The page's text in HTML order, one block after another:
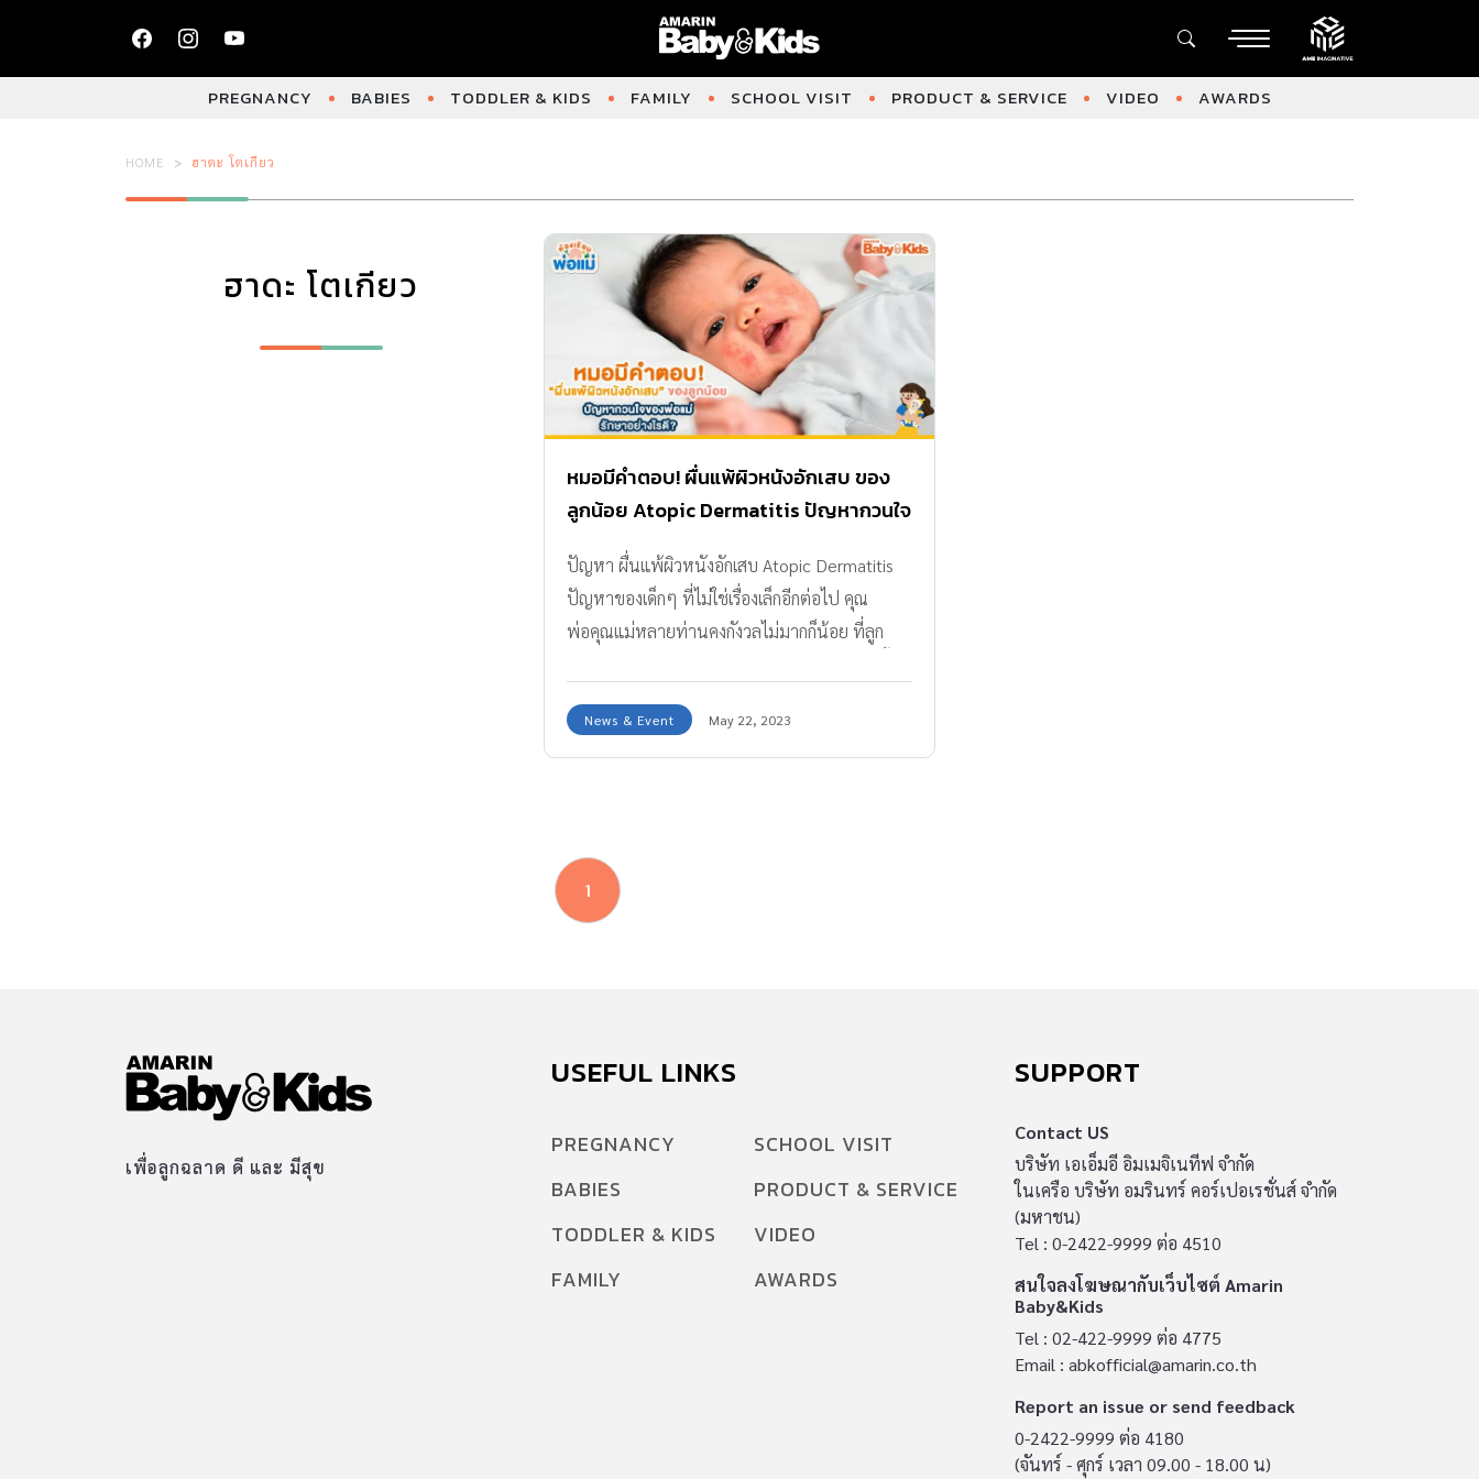
PREGNANCY BABIES TODDLER & KIDS FAMILY SCHOOL VISIT PRODUCT & SERVICE VIDEO AWARDS
HOME ฮาดะ โตเกียว
ฮาดะ โตเกียว
หมอมีคำตอบ! ผื่นแพ้ผิวหนังอักเสบ ของ
ลูกน้อย Atopic Dermatitis ปัญหากวนใจ
ของพ่อแม่ รักษาอย่างไรดี?
ปัญหา ผื่นแพ้ผิวหนังอักเสบ Atopic Dermatitis
ปัญหาของเด็กๆ ที่ไม่ใช่เรื่องเล็กอีกต่อไป คุณ
พ่อคุณแม่หลายท่านคงกังวลไม่มากก็น้อย ที่ลูก
รอยดำ ถึงผื่นแพ้ผิวหนังอักเสบเหล่านี้ จะไม่ได้เป็น
อันตราย เพราะไม่ได้เกิดจากการติดเชื้อ หรือเป็น
รอยด่างดำ ผิวหนังแห้งด้าน และอาจส่งผลต่อ
บุคลิกในการเข้าสังคม และสมาธิในการเรียนของลูก
น้อยได้ด้วย วันนี้ Amarin Baby & Kids มีนัดคุยกับ
แพ้ผิวหนังอักเสบในเด็ก เกิดจากอะไร จะทราบได้
หลากหลายคำถามที่คุณพ่อ คุณแม่อยากรู้ เรามีคำ
ตอบให้คะ Amarin Baby & Kids ได้รับเกียรติจาก
[…]
News & Event May 22, 2023
1
เพื่อลูกฉลาด ดี และ มีสุข
USEFUL LINKS
PREGNANCY
BABIES
TODDLER & KIDS
FAMILY
SCHOOL VISIT
PRODUCT & SERVICE
VIDEO
AWARDS
SUPPORT
Contact US
บริษัท เอเอ็มอี อิมเมจิเนทีฟ จำกัด
ในเครือ บริษัท อมรินทร์ คอร์เปอเรชั่นส์ จำกัด
(มหาชน)
Tel : 0-2422-9999 ต่อ 4510
สนใจลงโฆษณากับเว็บไซต์ Amarin
Baby&Kids
Tel : 02-422-9999 ต่อ 4775
Email : abkofficial@amarin.co.th
Report an issue or send feedback
0-2422-9999 ต่อ 4180
(จันทร์ - ศุกร์ เวลา 09.00 - 18.00 น)